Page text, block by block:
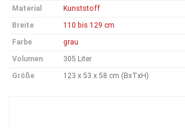
Material
Kunststoff
Breite
110 bis 129 cm
Farbe
grau
Volumen
305 Liter
Größe
123 x 53 x 58 cm (BxTxH)